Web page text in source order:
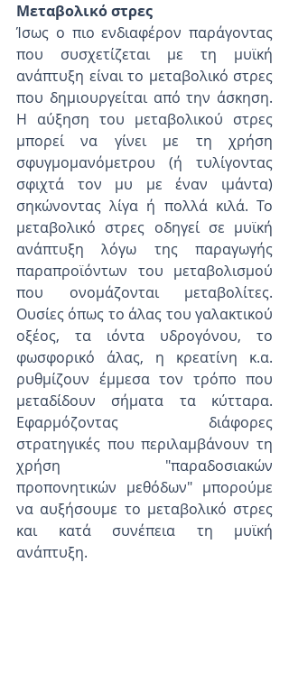
Μεταβολικό στρες
Ίσως ο πιο ενδιαφέρον παράγοντας
που συσχετίζεται με τη μυϊκή
ανάπτυξη είναι το μεταβολικό στρες
που δημιουργείται από την άσκηση.
Η αύξηση του μεταβολικού στρες
μπορεί να γίνει με τη χρήση
σφυγμομανόμετρου (ή τυλίγοντας
σφιχτά τον μυ με έναν ιμάντα)
σηκώνοντας λίγα ή πολλά κιλά. Το
μεταβολικό στρες οδηγεί σε μυϊκή
ανάπτυξη λόγω της παραγωγής
παραπροϊόντων του μεταβολισμού
που ονομάζονται μεταβολίτες.
Ουσίες όπως το άλας του γαλακτικού
οξέος, τα ιόντα υδρογόνου, το
φωσφορικό άλας, η κρεατίνη κ.α.
ρυθμίζουν έμμεσα τον τρόπο που
μεταδίδουν σήματα τα κύτταρα.
Εφαρμόζοντας διάφορες
στρατηγικές που περιλαμβάνουν τη
χρήση "παραδοσιακών
προπονητικών μεθόδων" μπορούμε
να αυξήσουμε το μεταβολικό στρες
και κατά συνέπεια τη μυϊκή
ανάπτυξη.